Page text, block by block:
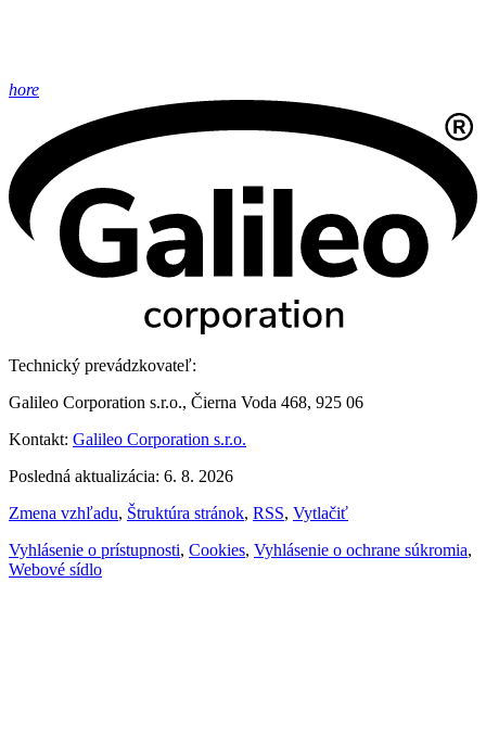
hore
Technický prevádzkovateľ:
Galileo Corporation s.r.o., Čierna Voda 468, 925 06
Kontakt: Galileo Corporation s.r.o.
Posledná aktualizácia: 6. 8. 2026
Zmena vzhľadu, Štruktúra stránok, RSS, Vytlačiť
Vyhlásenie o prístupnosti, Cookies, Vyhlásenie o ochrane súkromia,
Webové sídlo